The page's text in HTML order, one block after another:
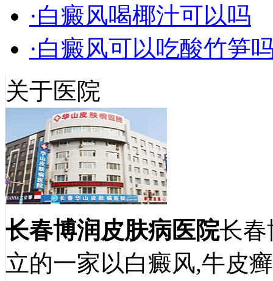
·白癜风喝椰汁可以吗
·白癜风可以吃酸竹笋
关于医院
长春博润皮肤病医院长春
立的一家以白癜风,牛皮